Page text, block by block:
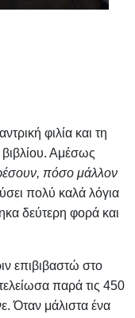
φιλία και τη
Αμέσως
πόσο μάλλον
πολύ καλά λόγια
δεύτερη φορά και
επιβιβαστώ στο
παρά τις 450
Όταν μάλιστα ένα